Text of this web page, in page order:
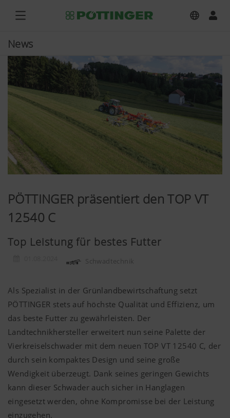
News
PÖTTINGER präsentiert den TOP VT
12540 C
Top Leistung für bestes Futter
Schwadtechnik
Als Spezialist in der Grünlandbewirtschaftung setzt
PÖTTINGER stets auf höchste Qualität und Effizienz, um
das beste Futter zu gewährleisten. Der
Landtechnikhersteller erweitert nun seine Palette der
Vierkreiselschwader mit dem neuen TOP VT 12540 C, der
durch sein kompaktes Design und seine große
Wendigkeit überzeugt. Dank seines geringen Gewichts
kann dieser Schwader auch sicher in Hanglagen
eingesetzt werden, ohne Kompromisse bei der Leistung
einzugehen.